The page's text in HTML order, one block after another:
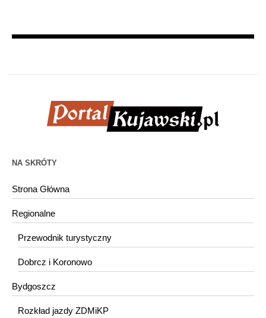
NA SKRÓTY
Strona Główna
Regionalne
Przewodnik turystyczny
Dobrcz i Koronowo
Bydgoszcz
Rozkład jazdy ZDMiKP